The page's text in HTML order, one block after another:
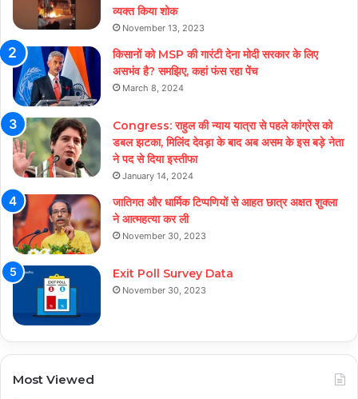
व्यक्त किया शोक
November 13, 2023
किसानों को MSP की गारंटी देना मोदी सरकार के लिए
असभंव है? समझिए, कहां फंस रहा पेंच
March 8, 2024
Congress: राहुल की न्याय यात्रा से पहले कांग्रेस को
डबल झटका, मिलिंद देवड़ा के बाद अब असम के इस बड़े नेता
ने पद से दिया इस्तीफा
January 14, 2024
जातिगत और धार्मिक टिप्पणियों से आहत छात्र अक्षत शुक्ला
ने आत्महत्या कर ली
November 30, 2023
Exit Poll Survey Data
November 30, 2023
Most Viewed